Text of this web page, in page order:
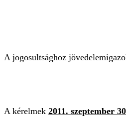
A jogosultsághoz
A kérelmek 2011. szeptember